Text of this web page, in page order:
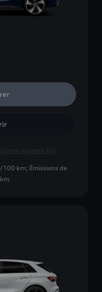
neuves (0)
100 km; Émissions de